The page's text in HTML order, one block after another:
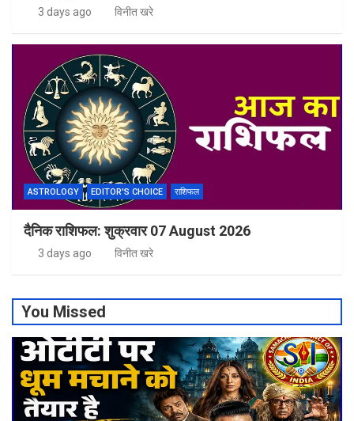
3 days ago विनीत खरे
ASTROLOGY EDITOR'S CHOICE राशिफल
दैनिक राशिफल: शुक्रवार 07 August 2026
3 days ago विनीत खरे
You Missed